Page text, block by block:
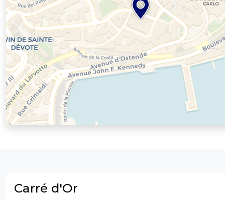
Carré d'Or